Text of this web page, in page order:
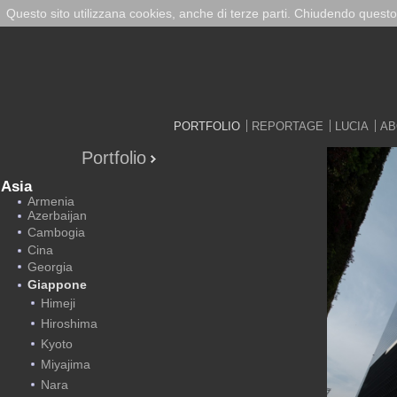
Questo sito utilizzana cookies, anche di terze parti. Chiudendo
PORTFOLIO REPORTAGE LUCIA
Portfolio
Asia
Armenia
Azerbaijan
Cambogia
Cina
Georgia
Giappone
Himeji
Hiroshima
Kyoto
Miyajima
Nara